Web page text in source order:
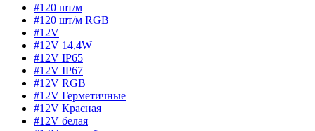
#120 шт/м
#120 шт/м RGB
#12V
#12V 14,4W
#12V IP65
#12V IP67
#12V RGB
#12V Герметичные
#12V Красная
#12V белая